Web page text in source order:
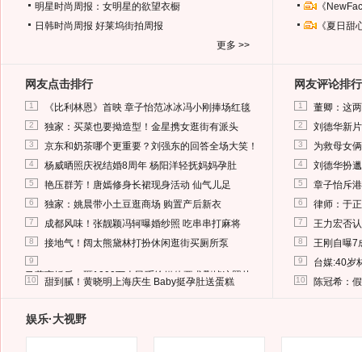
明星时尚周报：女明星的欲望衣橱
日韩时尚周报 好莱坞街拍周报
更多 >>
《
《夏日
网友点击排行
1 《比利林恩》首映 章子怡范冰冰冯小刚捧场红毯
2 独家：买菜也要拗造型！金星携女逛街有派头
3 京东和奶茶哪个更重要？刘强东的回答全场大笑！
4 杨威晒照庆祝结婚8周年 杨阳洋轻抚妈妈孕肚
5 艳压群芳！唐嫣修身长裙现身活动 仙气儿足
6 独家：姚晨带小土豆逛商场 购置产后新衣
7 成都风味！张靓颖冯轲曝婚纱照 吃串串打麻将
8 接地气！阔太熊黛林打扮休闲逛街买厕所泵
9
马蓉离婚后，砸1000万人民币给媒体要求删掉这照片
10 甜到腻！黄晓明上海庆生 Baby挺孕肚送蛋糕
网友评论排行
1 董卿：这
2 刘德华新
3 为救母女
4 刘德华扮
5 章子怡斥
6 律师：于
7 王力宏否
8 王刚自曝7
9 台媒:40岁
10 陈冠希：
娱乐·大视野